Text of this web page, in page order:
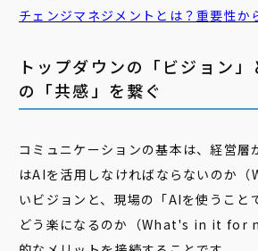
チェンジマネジメントとは？重要性か
トップダウンの「ビジョン
の「共感」を繋ぐ
コミュニケーションの基本は、経営層
はAIを活用しなければならないのか（
いビジョンと、現場の「AIを使うこと
どう楽になるのか（What's in it for